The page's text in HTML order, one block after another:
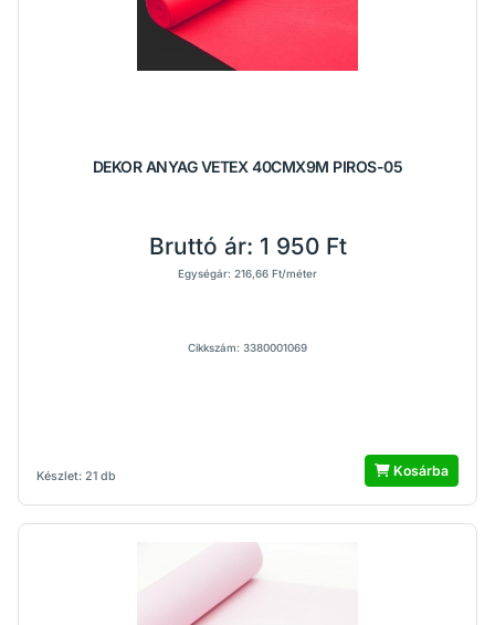
DEKOR ANYAG VETEX 40CMX9M PIROS-05
Készlet: 21 db
Bruttó ár: 1 950 Ft
Egységár: 216,66 Ft/méter
Cikkszám: 3380001069
Kosárba